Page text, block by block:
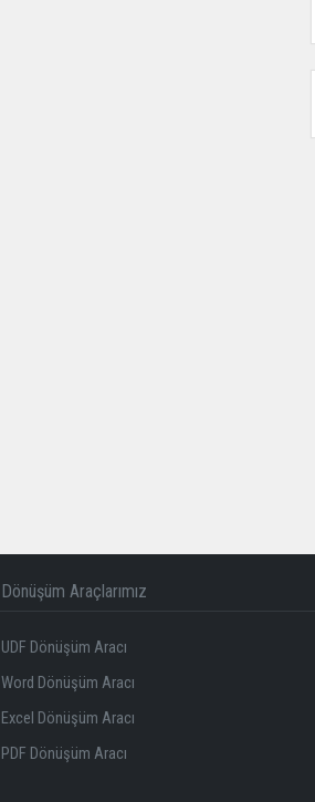
Dönüşüm Araçlarımız
UDF Dönüşüm Aracı
Word Dönüşüm Aracı
Excel Dönüşüm Aracı
PDF Dönüşüm Aracı